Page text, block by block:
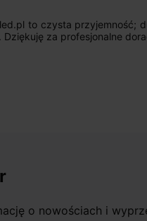
to czysta przyjemność;
Dziękuję za profesjonalne
o nowościach i